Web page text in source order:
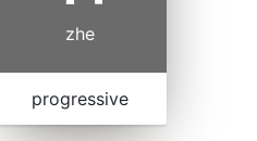
zhe
progressive